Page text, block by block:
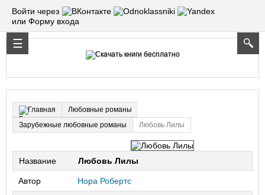
Войти через
или Форму входа
Главная
Любовные романы
Зарубежные любовные романы
Любовь Лилы
Название Любовь Лилы
Автор Нора Робертс